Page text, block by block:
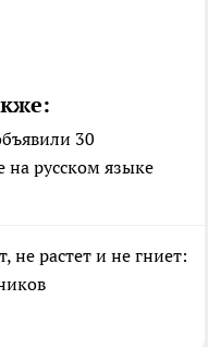
30
на русском языке
не растет и не гниет: